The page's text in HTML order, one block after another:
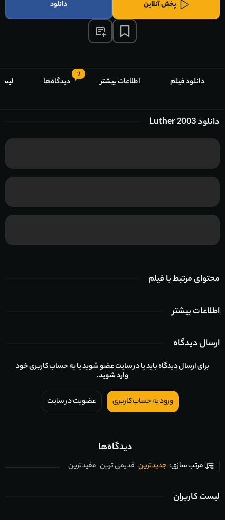
پخش آنلاین دانلود
دانلود فیلم اطلاعات بیشتر
2
دیدگاه‌ها
دانلود Luther 2003
محتوای مرتبط با فیلم
اطلاعات بیشتر
ارسال دیدگاه
برای ارسال دیدگاه باید یا در سایت عضو شوید یا به حساب کاربری خود
وارد شوید.
ورود به حساب کاربری عضویت در سایت
دیدگاه‌ها
مرتب سازی: جدیدترین قدیمی ترین مفیدترین
لیست کاربران